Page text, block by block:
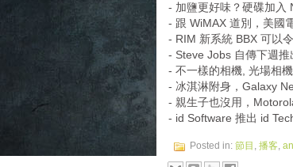
- 加鹽更好味？硬碟加入
- 跟 WiMAX 道別，美國
- RIM 新系統 BBX 可以
- Steve Jobs 自傳下週推
- 不一樣的相機, 光場相
- 冰淇淋附身，Galaxy
- 親生子也沒用，
- id Software 推出 id
Posted in: 節目 , 播客,